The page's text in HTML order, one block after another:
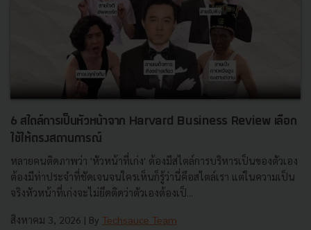
6 สไตล์การเป็นหัวหน้าจาก Harvard Business Review เลือก
ใช้ให้ตรงสถานการณ์
หลายคนติดภาพว่า 'หัวหน้าที่เก่ง' ต้องมีสไตล์การบริหารเป็นของตัวเอง
ต้องมีท่าประจำที่ชัดเจนจนใครเห็นก็รู้ว่านี่คือสไตล์เรา แต่ในความเป็น
จริงหัวหน้าที่เก่งจะไม่ยึดติดว่าตัวเองต้องเป็...
สิงหาคม 3, 2026 | By Techsauce Team